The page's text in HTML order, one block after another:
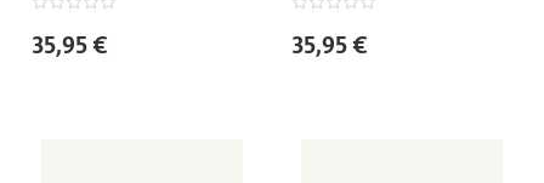
35,95 € 35,95 €